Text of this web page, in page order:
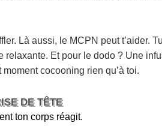
Là aussi, le MCPN peut t’aider.
Et pour le dodo ? Une
cocooning rien qu’à toi.
DE TÊTE
ton corps réagit.